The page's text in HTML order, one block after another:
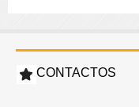
CONTACTOS